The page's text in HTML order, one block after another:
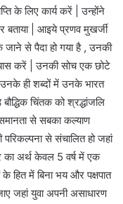
के लिए कार्य करें | उन्होंने
बताया | आइये प्रणव मुखर्जी
से पैदा हो गया है , उनकी
करें | उनकी सोच एक छोटे
ही शब्दों में उनके भारत
चिंतक को श्रद्धांजलि
से सबका कल्याण
से संचालित हो जहां
का अर्थ केवल 5 वर्ष में एक
हित में बिना भय और पक्षपात
जहां युवा अपनी असाधारण